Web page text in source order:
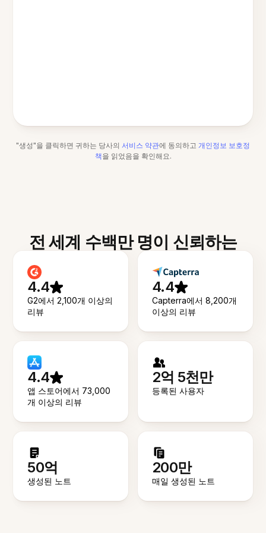
"생성"을 클릭하면 귀하는 당사의 서비스 약관에 동의하고 개인정보 보호정
책을 읽었음을 확인해요.
전 세계 수백만 명이 신뢰하는
4.4
G2에서 2,100개 이상의
리뷰
4.4
Capterra에서 8,200개
이상의 리뷰
4.4
앱 스토어에서 73,000
개 이상의 리뷰
2억 5천만
등록된 사용자
50억
생성된 노트
200만
매일 생성된 노트